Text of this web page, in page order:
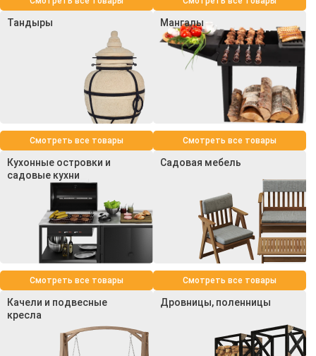
Тандыры
Смотреть все товары
Мангалы
Смотреть все товары
Кухонные островки и
садовые кухни
Смотреть все товары
Садовая мебель
Смотреть все товары
Качели и подвесные
кресла
Дровницы, поленницы